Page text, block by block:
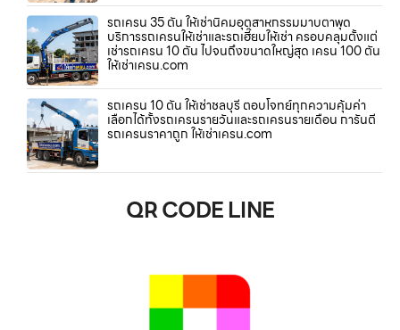
รถเครน 35 ตัน ให้เช่านิคมอุตสาหกรรมมาบตาพุด
บริการรถเครนให้เช่าและรถเฮี๊ยบให้เช่า ครอบคลุมตั้งแต่
เช่ารถเครน 10 ตัน ไปจนถึงขนาดใหญ่สุด เครน 100 ตัน
ให้เช่าเครน.com
รถเครน 10 ตัน ให้เช่าชลบุรี ตอบโจทย์ทุกความคุ้มค่า
เลือกได้ทั้งรถเครนรายวันและรถเครนรายเดือน การันตี
รถเครนราคาถูก ให้เช่าเครน.com
QR CODE LINE